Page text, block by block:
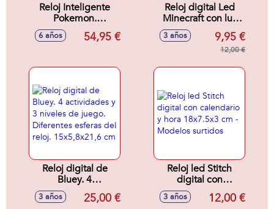
Reloj Inteligente
Pokemon.
(Calendario,Alarma
,Cronómetro,Pasos,Fotos,Videos,Mp3,Juegos…..)
6 años 54,95 €
Reloj digital Led
Minecraft con luz
led y funciones
3,5cm
3 años 9,95 €
12,00 €
Reloj digital de
Bluey. 4
actividades y 3
niveles de juego.
3 años 25,00 €
Reloj led Stitch
digital con
calendario y hora
18x7.5x3 cm -
3 años 12,00 €